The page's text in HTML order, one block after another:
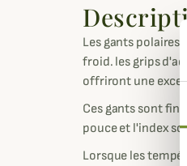
Les gants polaires
froid. les grips
offriront une
Ces gants sont
pouce et l'index
Lorsque les